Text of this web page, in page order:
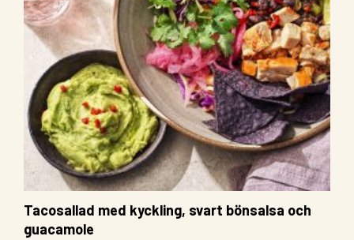
Tacosallad med kyckling, svart bönsalsa och
guacamole